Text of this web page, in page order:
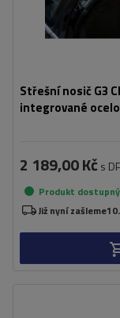
Střešní nosič G3
integrované
2 189,00 Kč s
Produkt
Již nyní zašleme